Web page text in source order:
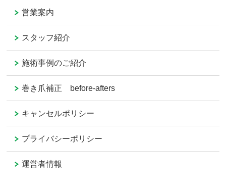
営業案内
スタッフ紹介
施術事例のご紹介
巻き爪補正 before-afters
キャンセルポリシー
プライバシーポリシー
運営者情報